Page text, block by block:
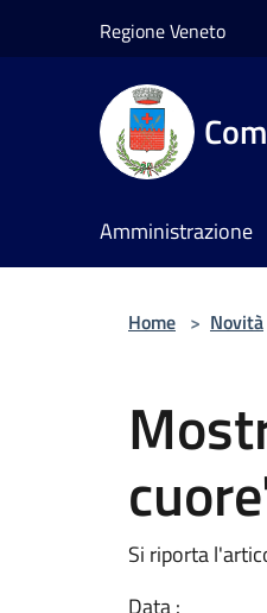
Regione Veneto
Amministrazione
Home > Novità
Si riporta
Data :